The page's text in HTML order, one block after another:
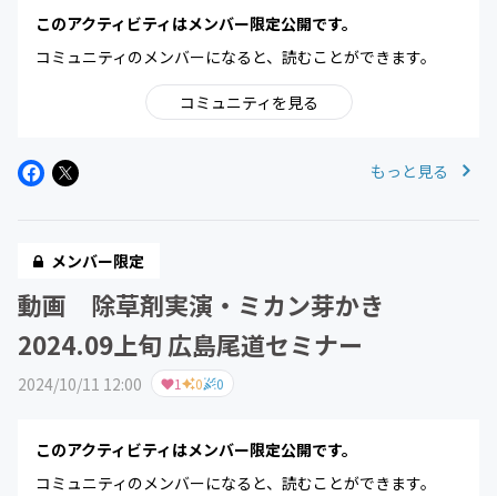
このアクティビティはメンバー限定公開です。
コミュニティのメンバーになると、読むことができます。
コミュニティを見る
もっと見る
メンバー限定
動画 除草剤実演・ミカン芽かき
2024.09上旬 広島尾道セミナー
2024/10/11 12:00 1 0 0
このアクティビティはメンバー限定公開です。
コミュニティのメンバーになると、読むことができます。